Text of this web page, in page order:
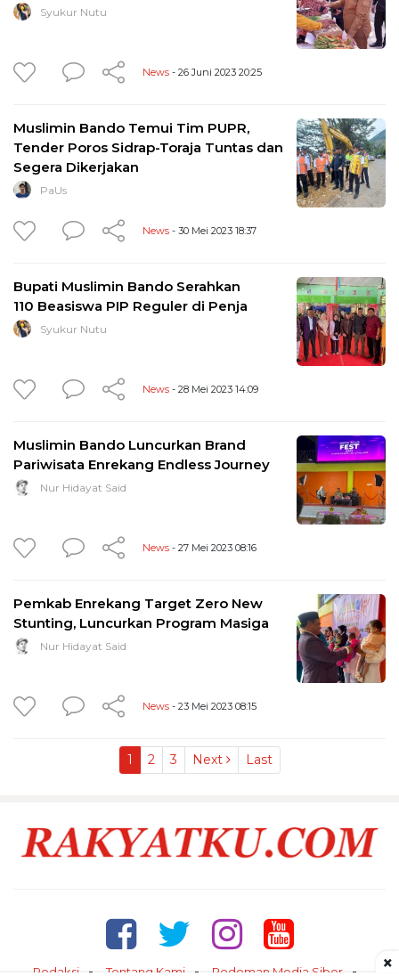
Syukur Nutu
News - 26 Juni 2023 20:25
Muslimin Bando Temui Tim PUPR,
Tender Poros Sidrap-Toraja Tuntas dan
Segera Dikerjakan
PaUs
News - 30 Mei 2023 18:37
Bupati Muslimin Bando Serahkan
110 Beasiswa PIP Reguler di Penja
Syukur Nutu
News - 28 Mei 2023 14:09
Muslimin Bando Luncurkan Brand
Pariwisata Enrekang Endless Journey
Nur Hidayat Said
News - 27 Mei 2023 08:16
Pemkab Enrekang Target Zero New
Stunting, Luncurkan Program Masiga
Nur Hidayat Said
News - 23 Mei 2023 08:15
1 2 3 Next Last
Redaksi Tentang Kami Pedoman Media Siber ×